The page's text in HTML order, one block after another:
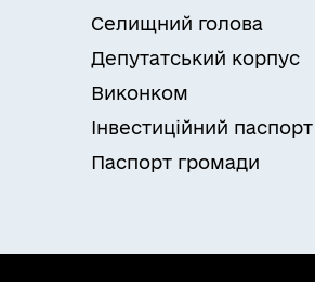
Селищний голова
Депутатський корпус
Виконком
Інвестиційний паспорт
Паспорт громади